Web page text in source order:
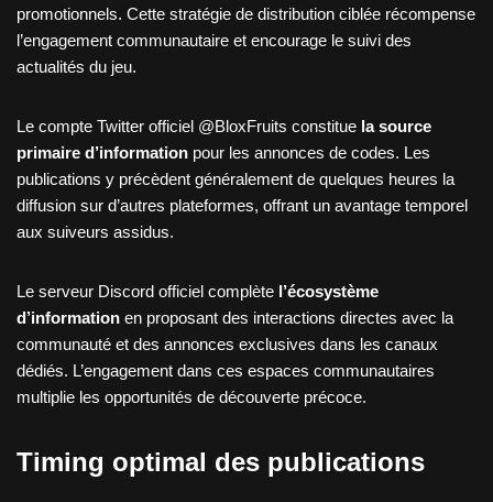
promotionnels. Cette stratégie de distribution ciblée récompense
l’engagement communautaire et encourage le suivi des
actualités du jeu.
Le compte Twitter officiel @BloxFruits constitue la source
primaire d’information pour les annonces de codes. Les
publications y précèdent généralement de quelques heures la
diffusion sur d’autres plateformes, offrant un avantage temporel
aux suiveurs assidus.
Le serveur Discord officiel complète l’écosystème
d’information en proposant des interactions directes avec la
communauté et des annonces exclusives dans les canaux
dédiés. L’engagement dans ces espaces communautaires
multiplie les opportunités de découverte précoce.
Timing optimal des publications